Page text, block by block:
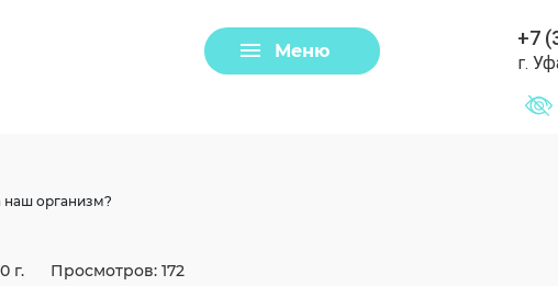
Меню
+7
г.
наш организм?
г. Просмотров: 172
Задать вопрос